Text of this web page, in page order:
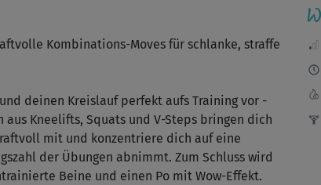
K
Kombinations-Moves für schlanke, straffe
deinen Kreislauf perfekt aufs Training vor -
aus Kneelifts, Squats und V-Steps bringen dich
mit und konzentriere dich auf eine
der Übungen abnimmt. Zum Schluss wird
Beine und einen Po mit Wow-Effekt.